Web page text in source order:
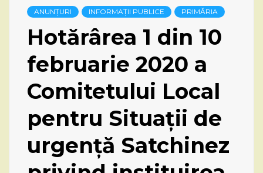
ANUNȚURI INFORMAȚII PUBLICE PRIMĂRIA
Hotărârea 1 din 10
februarie 2020 a
Comitetului Local
pentru Situații de
urgență Satchinez